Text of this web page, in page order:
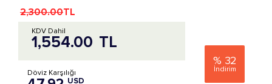
% 32
İndirim
2,300.00TL
1,554.00 TL
KDV Dahil
Döviz Karşılığı
USD